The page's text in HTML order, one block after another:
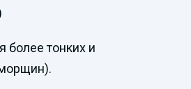
более тонких и